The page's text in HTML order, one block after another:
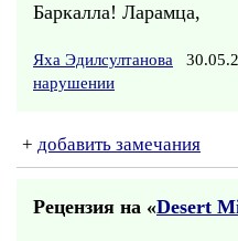
Баркалла! Ларамца,
Яха Эдилсултанова
нарушении
+ добавить замечания
Рецензия на «Desert